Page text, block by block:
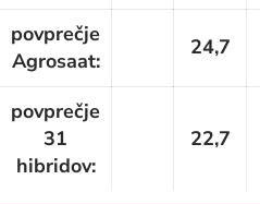
povprečje
Agrosaat:
24,7
povprečje
31
hibridov:
22,7